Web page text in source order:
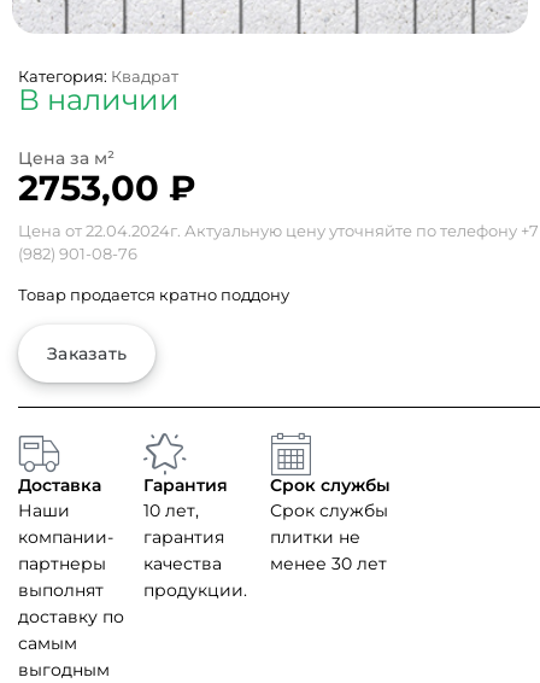
Категория: Квадрат
В наличии
2753,00 ₽
Цена от 22.04.2024г. Актуальную цену уточняйте по телефону +7
(982) 901-08-76
Товар продается кратно поддону
Заказать
Доставка
Наши
компании-
партнеры
выполнят
доставку по
самым
выгодным
Гарантия
10 лет,
гарантия
качества
продукции.
Срок службы
Срок службы
плитки не
менее 30 лет